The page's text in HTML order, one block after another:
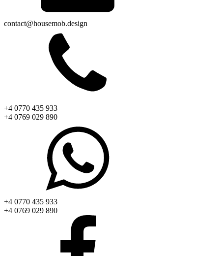
contact@housemob.design
+4 0770 435 933
+4 0769 029 890
+4 0770 435 933
+4 0769 029 890